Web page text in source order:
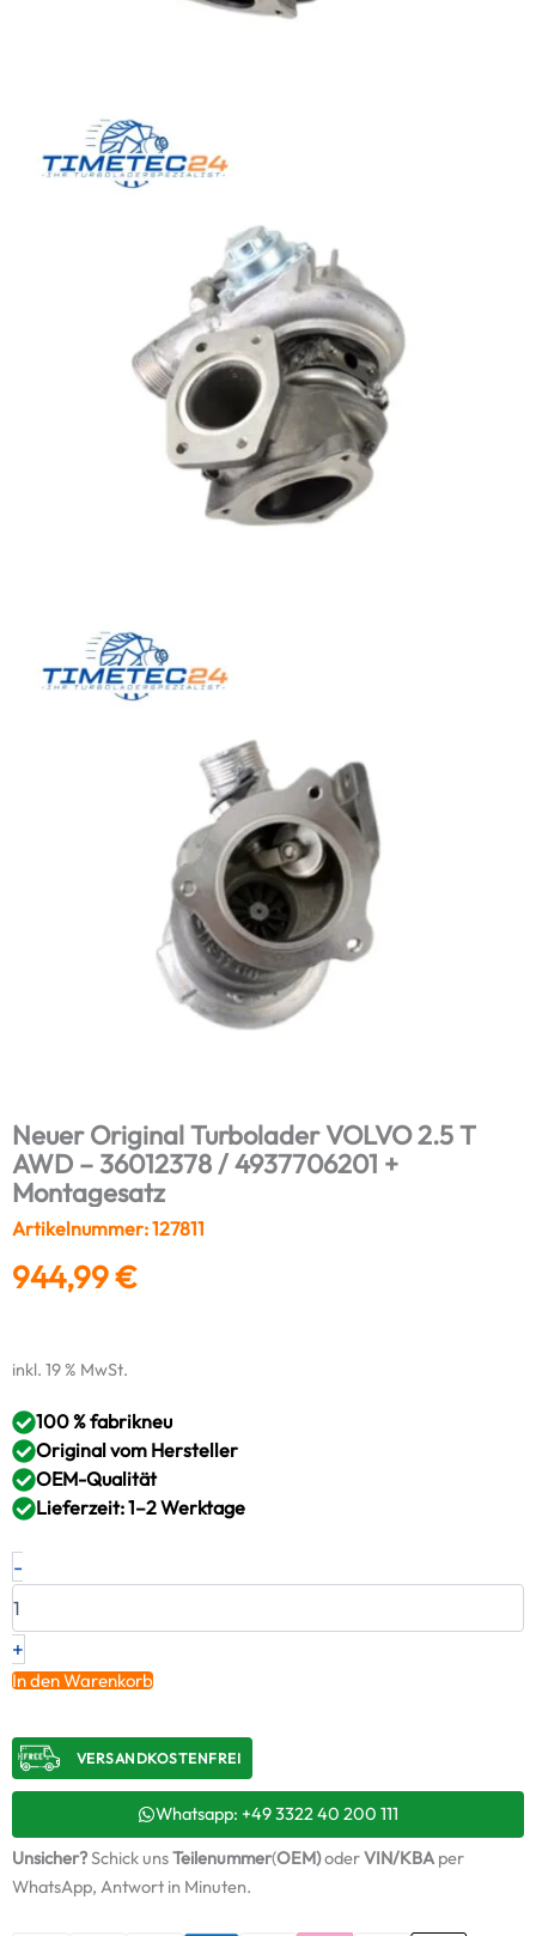
Neuer Original Turbolader VOLVO 2.5 T
AWD – 36012378 / 4937706201 +
Montagesatz
Artikelnummer: 127811
944,99€
inkl. 19 % MwSt.
100 % fabrikneu
Original vom Hersteller
OEM-Qualität
Lieferzeit: 1–2 Werktage
-
Neuer
Original
2.5
T
AWD
36012378
/
4937706201
Montagesatz
Menge
+
In den Warenkorb
VERSANDKOSTENFREI​
Whatsapp: +49 3322 40 200 111
Unsicher?Schick unsTeilenummer(OEM)oderVIN/KBAper
WhatsApp, Antwort in Minuten.